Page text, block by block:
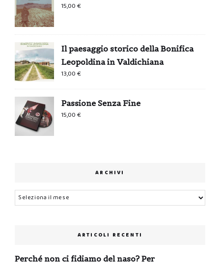
15,00€
Il paesaggio storico della Bonifica
Leopoldina in Valdichiana
13,00€
Passione Senza Fine
15,00€
ARCHIVI
Archivi
ARTICOLI RECENTI
Perché non ci fidiamo del naso? Per